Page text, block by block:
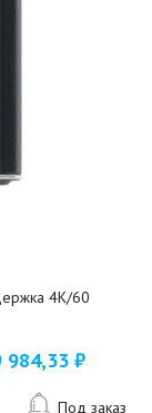
4K/60
984,33 ₽
Под заказ